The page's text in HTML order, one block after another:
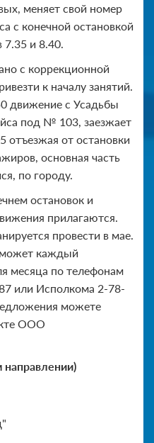
меняет свой номер
с конечной остановкой
7.35 и 8.40.
с коррекционной
к началу занятий.
движение с Усадьбы
под № 103, заезжает
отъезжая от остановки
основная часть
по городу.
остановок и
прилагаются.
провести в мае.
каждый
месяца по телефонам
или Исполкома 2-78-
можете
ООО